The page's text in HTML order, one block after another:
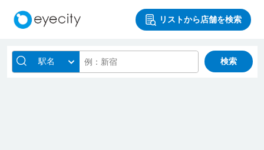
リストから店舗を検索
駅名 検索